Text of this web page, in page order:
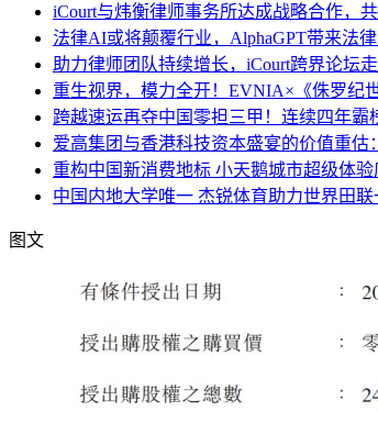
iCourt与炜衡律师事务所达成战略合作，
法律AI或将颠覆行业，AlphaGPT带来法
助力律师团队持续增长，iCourt跨界论坛
重生视界，模力全开！EVNIA×《侏罗纪
跨越速运再夺中国零担三甲！连续四年霸
爱高集团与香港科技资本盛宴的价值重估
重构中国新消费地标 小天鹅城市超级体
中国内地大学唯一 杰锐体育助力世界田
图文